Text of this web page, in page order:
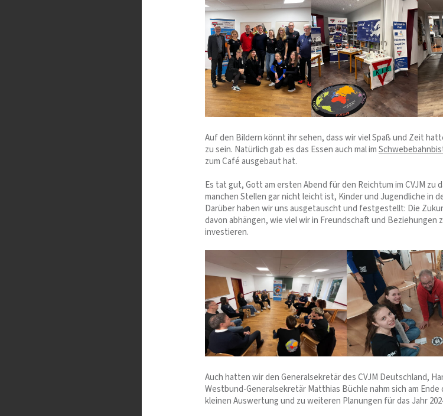
Auf den Bildern könnt ihr sehen, dass wir viel Spaß und Zeit
zu sein. Natürlich gab es das Essen auch mal im
zum Café ausgebaut hat.
Es tat gut, Gott am ersten Abend für den Reichtum im CVJM zu
manchen Stellen gar nicht leicht ist, Kinder und Jugendliche in
Darüber haben wir uns ausgetauscht und festgestellt: Die
davon abhängen, wie viel wir in Freundschaft und Beziehungen
investieren.
Auch hatten wir den Generalsekretär des CVJM Deutschland,
Westbund-Generalsekretär Matthias Büchle nahm sich am
kleinen Auswertung und zu weiteren Planungen für das Jahr